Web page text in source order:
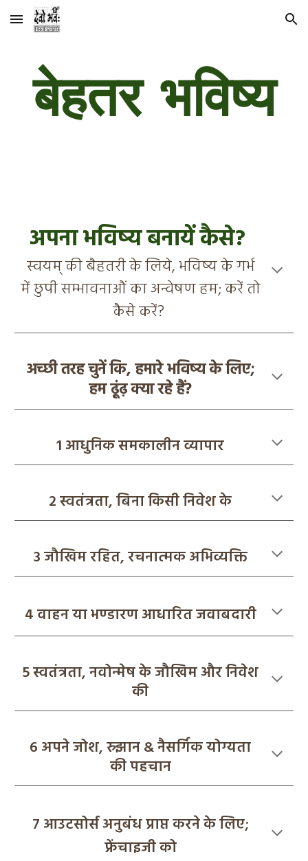
Skip to main content Skip to navigation
बेहतर भविष्य
अपना भविष्य बनायें कैसे?
स्वयम् की बैहतरी के लिये,भविष्य के गर्भ
में छुपी सम्भावनाऔं का अन्वेषण हम; करें तो
कैसे करें?
अच्छी तरह चुनें कि, हमारे भविष्य के लिए;
हम ढू़ंढ़ क्या रहे हैं?
1 आधुनिक समकालीन व्यापार
2स्वतंत्रता, बिना किसी निवेश के
3जखिम रहित, रचनात्मक अभिव्यक्ति
4 वाहन या भण्डारण आधारित जवाबदारी
5स्वतंत्रता, नवोन्मेष के जखिम और निवेश
की
6 अपने जोश, स्र्झान & नैसर्गिक योग्यता
की पहचान
7 आउटसोर्स अनुबंध प्राप्त करने के लिए;
फ्रेंचाइजी को